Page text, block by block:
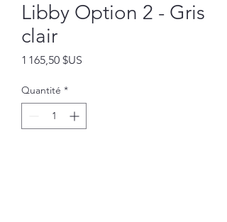
Libby Option 2 - Gris
clair
1 165,50 $US
Quantité *